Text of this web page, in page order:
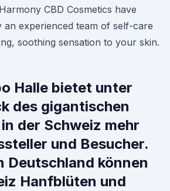
CBD Cosmetics have
an experienced team of self-care
soothing sensation to your skin.
Halle bietet unter
des gigantischen
der Schweiz mehr
und Besucher.
Deutschland können
Hanfblüten und